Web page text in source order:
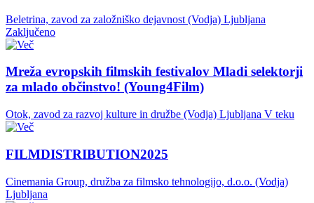
Beletrina, zavod za založniško dejavnost (Vodja) Ljubljana
Zaključeno
Mreža evropskih filmskih festivalov Mladi selektorji
za mlado občinstvo! (Young4Film)
Otok, zavod za razvoj kulture in družbe (Vodja) Ljubljana V teku
FILMDISTRIBUTION2025
Cinemania Group, družba za filmsko tehnologijo, d.o.o. (Vodja)
Ljubljana